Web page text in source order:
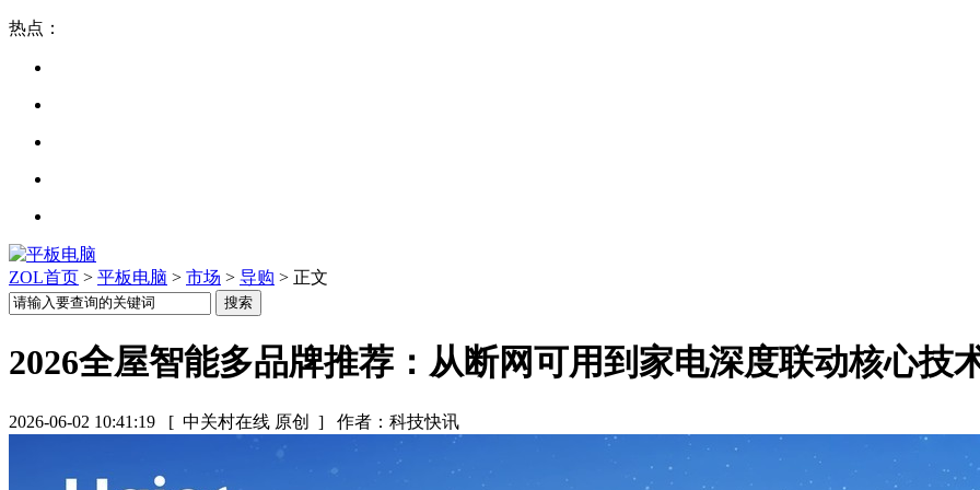
热点：
ZOL首页 > 平板电脑 > 市场 > 导购 > 正文
2026全屋智能多品牌推荐：从断网可用到家电深度联动核心技
2026-06-02 10:41:19 [ 中关村在线 原创 ] 作者：科技快讯